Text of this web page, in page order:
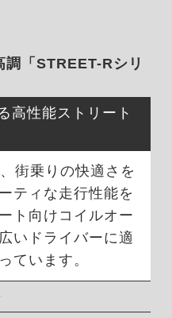
「STREET-Rシリ
高性能ストリート
街乗りの快適さを
ティな走行性能を
ト向けコイルオー
いドライバーに適
ています。